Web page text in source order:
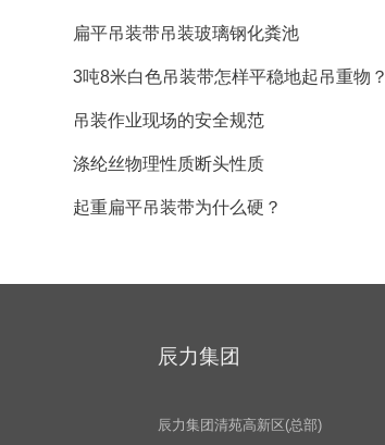
扁平吊装带吊装玻璃钢化粪池
3吨8米白色吊装带怎样平稳地起吊重物？
吊装作业现场的安全规范
涤纶丝物理性质断头性质
起重扁平吊装带为什么硬？
辰力集团
辰力集团清苑高新区(总部)